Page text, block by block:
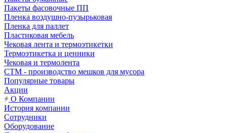
Пакеты фасовочные ПП
Пленка воздушно-пузырьковая
Пленка для паллет
Пластиковая мебель
Чековая лента и термоэтикетки
Термоэтикетка и ценники
Чековая и термолента
СТМ - производство мешков для мусора
Популярные товары
Акции
О Компании
История компании
Сотрудники
Оборудование